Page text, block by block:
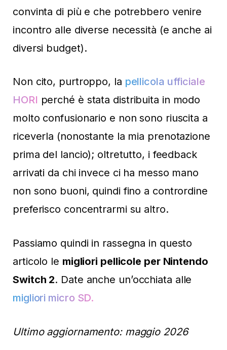
convinta di più e che potrebbero venire
incontro alle diverse necessità (e anche ai
diversi budget).
Non cito, purtroppo, la pellicola ufficiale
HORI perché è stata distribuita in modo
molto confusionario e non sono riuscita a
riceverla (nonostante la mia prenotazione
prima del lancio); oltretutto, i feedback
arrivati da chi invece ci ha messo mano
non sono buoni, quindi fino a contrordine
preferisco concentrarmi su altro.
Passiamo quindi in rassegna in questo
articolo le migliori pellicole per Nintendo
Switch 2. Date anche un’occhiata alle
migliori micro SD.
Ultimo aggiornamento: maggio 2026